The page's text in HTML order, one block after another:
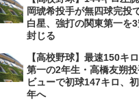
岡琥希投手が無四球完投
白星、強打の関東第一を
封じる
【高校野球】最速150キ
第一の2年生・高橋友朔
ビューで初球147キロ、
年へ